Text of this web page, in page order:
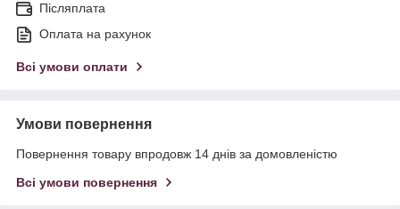
Післяплата
Оплата на рахунок
Всі умови оплати
Умови повернення
Повернення товару впродовж 14 днів за домовленістю
Всі умови повернення